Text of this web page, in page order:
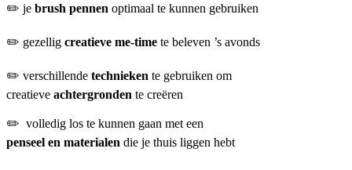
✏️ je brush pennen optimaal te kunnen gebruiken
✏️ gezellig creatieve me-time te beleven ’s avonds
✏️ verschillende technieken te gebruiken om
creatieve achtergronden te creëren
✏️ volledig los te kunnen gaan met een
penseel en materialen die je thuis liggen hebt